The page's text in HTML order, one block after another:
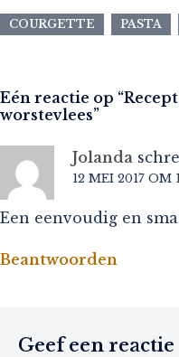
COURGETTE PASTA
Eén reactie op “
worstevlees”
Jolanda
12 MEI 2017 OM
Een eenvoudig en
Beantwoorden
Geef een reactie